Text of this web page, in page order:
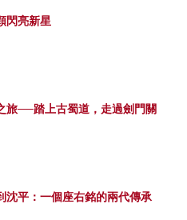
閃亮新星
旅──踏上古蜀道，走過劍門關
沈平：一個座右銘的兩代傳承